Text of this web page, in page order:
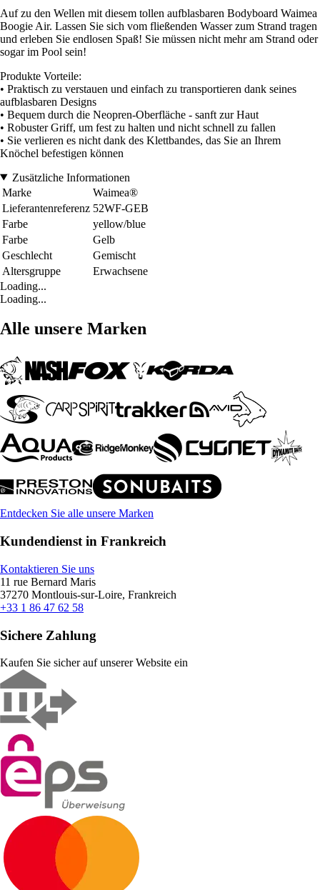
Auf zu den Wellen mit diesem tollen aufblasbaren Bodyboard Waimea
Boogie Air. Lassen Sie sich vom fließenden Wasser zum Strand tragen
und erleben Sie endlosen Spaß! Sie müssen nicht mehr am Strand oder
sogar im Pool sein!
Produkte Vorteile:
• Praktisch zu verstauen und einfach zu transportieren dank seines
aufblasbaren Designs
• Bequem durch die Neopren-Oberfläche - sanft zur Haut
• Robuster Griff, um fest zu halten und nicht schnell zu fallen
• Sie verlieren es nicht dank des Klettbandes, das Sie an Ihrem
Knöchel befestigen können
Zusätzliche Informationen
Marke
Waimea®
Lieferantenreferenz 52WF-GEB
Farbe
yellow/blue
Farbe
Gelb
Geschlecht
Gemischt
Altersgruppe
Erwachsene
Loading...
Loading...
Alle unsere Marken
Entdecken Sie alle unsere Marken
Kundendienst in Frankreich
Kontaktieren Sie uns
11 rue Bernard Maris
37270 Montlouis-sur-Loire, Frankreich
+33 1 86 47 62 58
Sichere Zahlung
Kaufen Sie sicher auf unserer Website ein